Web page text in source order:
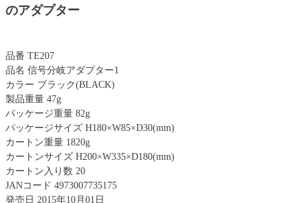
のアダプター
品番 TE207
品名 信号分岐アダプター1
カラー ブラック(BLACK)
製品重量 47g
パッケージ重量 82g
パッケージサイズ H180×W85×D30(mm)
カートン重量 1820g
カートンサイズ H200×W335×D180(mm)
カートン入り数 20
JANコード 4973007735175
発売日 2015年10月01日